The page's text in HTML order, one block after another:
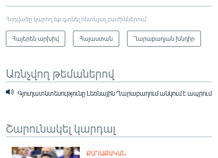
Հոդվածը կարող եք գտնել հետևյալ բաժիններում
Հայերեն արխիվ Հայաստան Ղարաբաղյան խնդիր
Առնչվող թեմաներով
Գյուղատնտեսությունը Լեռնային Ղարաբաղում անկում է ապրում
Շարունակել կարդալ
ՔԱՂԱՔԱԿԱՆ